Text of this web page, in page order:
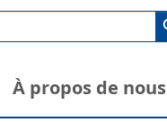
À propos de nous